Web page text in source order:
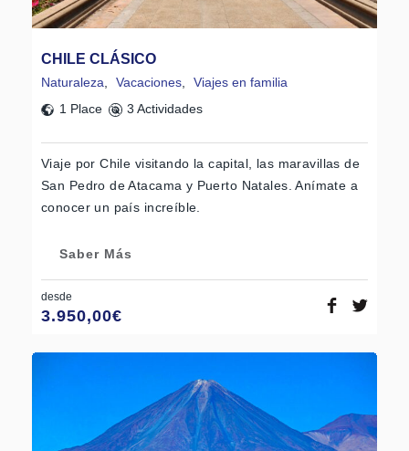
CHILE CLÁSICO
Naturaleza, Vacaciones,
Viajes en familia
1 Place
3 Actividades
Viaje por Chile visitando la capital, las maravillas de
San Pedro de Atacama y Puerto Natales. Anímate a
conocer un país increíble.
Saber Más
desde
3.950,00€